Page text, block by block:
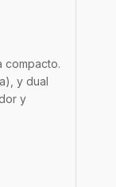
compacto.
y dual
y